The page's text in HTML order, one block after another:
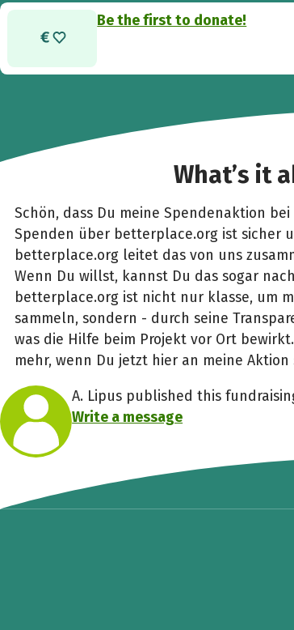
Be the first to donate!
What’s it
Schön, dass Du meine Spendenaktion
Spenden über betterplace.org ist sicher
betterplace.org leitet das von uns
Wenn Du willst, kannst Du das sogar
betterplace.org ist nicht nur klasse, um
sammeln, sondern - durch seine
was die Hilfe beim Projekt vor Ort
mehr, wenn Du jetzt hier an meine
A. Lipus published this
Write a message